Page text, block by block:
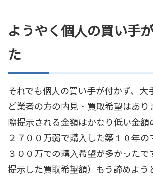
ようやく個人の買い手
た
それでも個人の買い手が付かず、大
ど業者の方の内見・買取希望はあり
際提示される金額はかなり低い金額
２７００万弱で購入した築１０年の
３００万での購入希望が多かったで
提示した買取希望額）もう諦めよう